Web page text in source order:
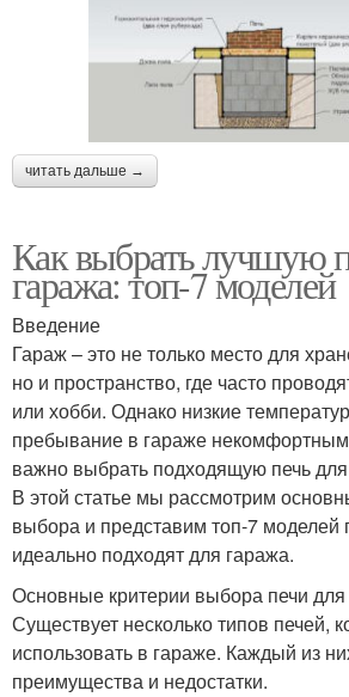
читать дальше →
Как выбрать лучшую
гаража: топ-7 моделей
Введение
Гараж – это не только место для
но и пространство, где часто
или хобби. Однако низкие
пребывание в гараже
важно выбрать подходящую печь
В этой статье мы рассмотрим
выбора и представим топ-7 моделей
идеально подходят для гаража.
Основные критерии выбора печи
Существует несколько типов печей,
использовать в гараже. Каждый из
преимущества и недостатки.